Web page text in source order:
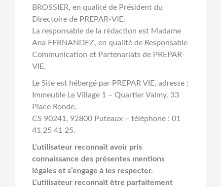
BROSSIER, en qualité de Président du
Directoire de PREPAR-VIE.
La responsable de la rédaction est Madame
Ana FERNANDEZ, en qualité de Responsable
Communication et Partenariats de PREPAR-
VIE.
Le Site est hébergé par PREPAR VIE, adresse :
Immeuble Le Village 1 – Quartier Valmy, 33
Place Ronde,
CS 90241, 92800 Puteaux – téléphone : 01
41 25 41 25.
L’utilisateur reconnaît avoir pris
connaissance des présentes mentions
légales et s’engage à les respecter.
L’utilisateur reconnaît être parfaitement